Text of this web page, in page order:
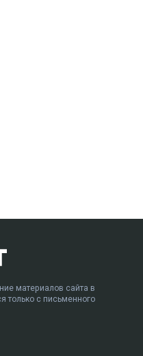
материалов сайта в
только с письменного